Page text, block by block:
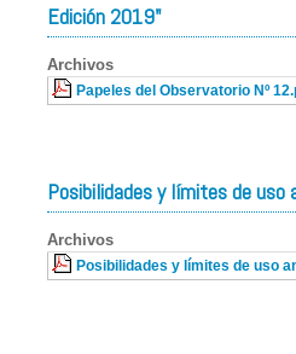
Edición 2019"
Archivos
Papeles del Observatorio Nº
Posibilidades y límites de uso
Archivos
Posibilidades y límites de uso